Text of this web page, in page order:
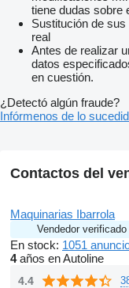
tiene dudas sobre
Sustitución de
real
Antes de realizar
datos
en cuestión.
¿Detectó algún fraude?
Infórmenos de lo
Contactos del
Maquinarias Ibarrola
Vendedor verificado
En stock: 1051
4años en Autoline
4.4